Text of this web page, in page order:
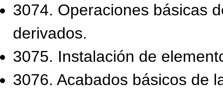
3074. Operaciones básicas
derivados.
3075. Instalación de
3076. Acabados básicos de